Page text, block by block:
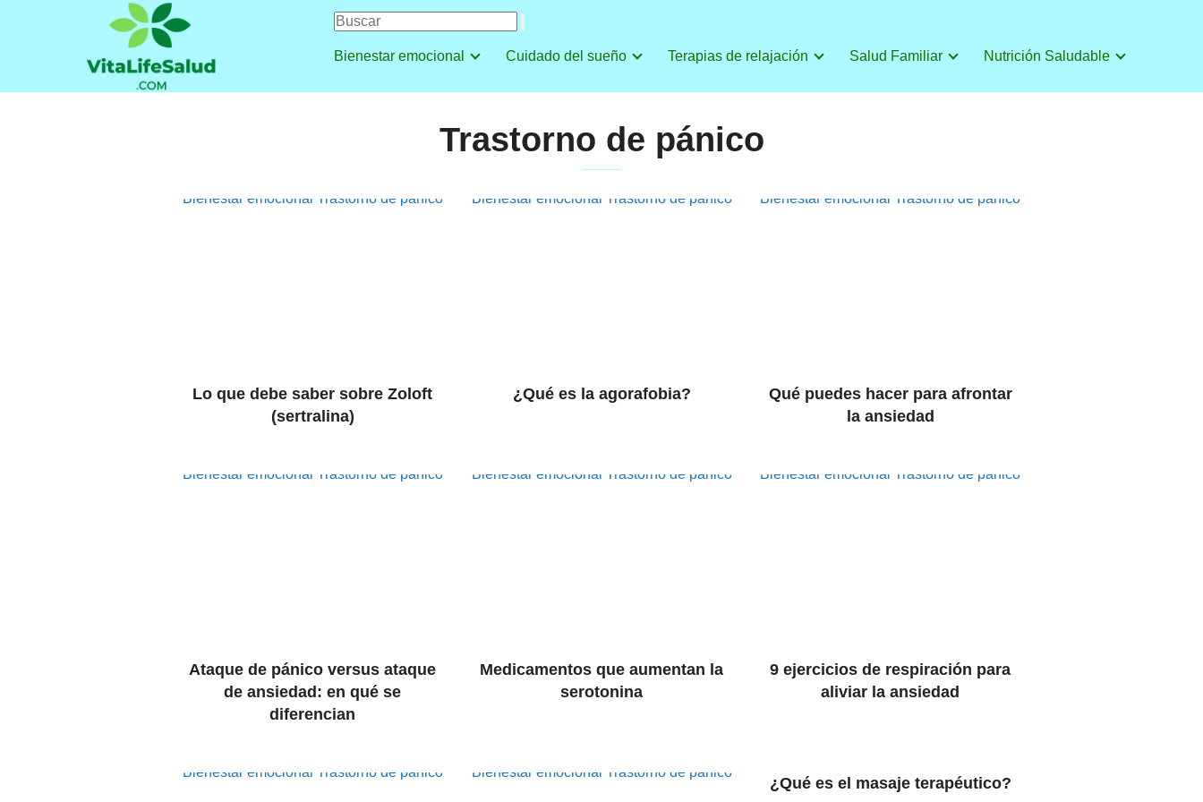
Bienestar emocional Cuidado del sueño Terapias de relajación Salud Familiar Nutrición Saludable
Trastorno de pánico
Bienestar emocional Trastorno de pánico
Lo que debe saber sobre Zoloft
(sertralina)
Bienestar emocional Trastorno de pánico
¿Qué es la agorafobia?
Bienestar emocional Trastorno de pánico
Qué puedes hacer para afrontar
la ansiedad
Bienestar emocional Trastorno de pánico
Ataque de pánico versus ataque
de ansiedad: en qué se
diferencian
Bienestar emocional Trastorno de pánico
Medicamentos que aumentan la
serotonina
Bienestar emocional Trastorno de pánico
9 ejercicios de respiración para
aliviar la ansiedad
Bienestar emocional Trastorno de pánico Bienestar emocional Trastorno de pánico
¿Qué es el masaje terapéutico?